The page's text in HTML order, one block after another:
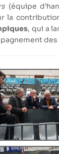
(équipe
la
, qui a